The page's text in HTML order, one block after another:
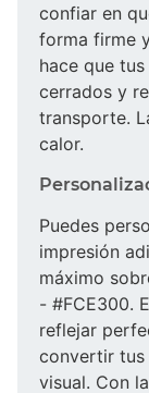
confiar en
forma firme
hace que
cerrados y
transporte.
calor.
Puedes
impresión
máximo
- #FCE300.
reflejar
convertir tus
visual. Con